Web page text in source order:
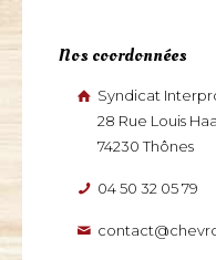
Nos coordonnées
Syndicat
28 Rue Louis
74230 Thônes
04 50 32 05 79